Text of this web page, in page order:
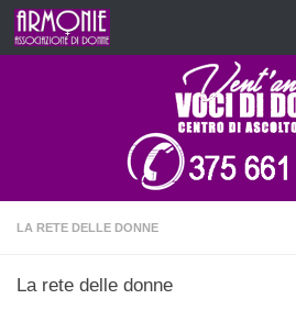
Salta al contenuto
LA RETE DELLE DONNE
La rete delle donne